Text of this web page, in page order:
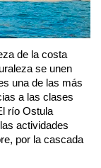
de la costa
se unen
una de las más
a las clases
río Ostula
actividades
por la cascada